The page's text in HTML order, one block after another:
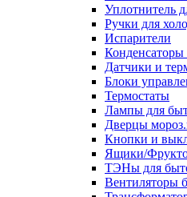
Уплотнитель
Ручки для
Испарители
Датчики и
Блоки
Термостаты
Лампы для
Дверцы
Кнопки и
Ящики/
ТЭНы для
Вентиляторы